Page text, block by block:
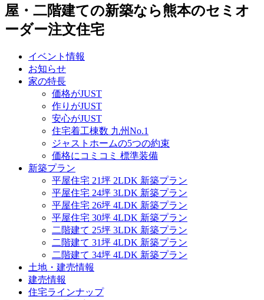
屋・二階建ての新築なら熊本のセミオ
ーダー注文住宅
イベント情報
お知らせ
家の特長
価格がJUST
作りがJUST
安心がJUST
住宅着工棟数 九州No.1
ジャストホームの5つの約束
価格にコミコミ 標準装備
新築プラン
平屋住宅 21坪 2LDK 新築プラン
平屋住宅 24坪 3LDK 新築プラン
平屋住宅 26坪 4LDK 新築プラン
平屋住宅 30坪 4LDK 新築プラン
二階建て 25坪 3LDK 新築プラン
二階建て 31坪 4LDK 新築プラン
二階建て 34坪 4LDK 新築プラン
土地・建売情報
建売情報
住宅ラインナップ